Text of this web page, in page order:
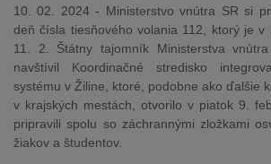
10. 02. 2024 - Ministerstvo vnútra SR si
deň čísla tiesňového volania 112, ktorý je v
11. 2. Štátny tajomník Ministerstva
navštívil Koordinačné stredisko
systému v Žiline, ktoré, podobne ako ďalšie
v krajských mestách, otvorilo v piatok 9.
pripravili spolu so záchrannými zložkami
žiakov a študentov.